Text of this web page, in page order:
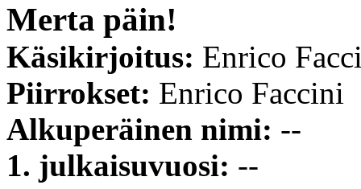
Merta päin!
Käsikirjoitus: Enrico
Piirrokset: Enrico Faccini
Alkuperäinen nimi: --
1. julkaisuvuosi: --